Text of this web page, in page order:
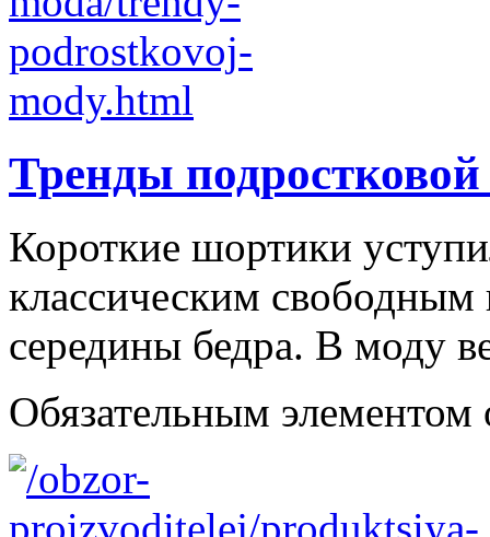
Тренды
Короткие шортики
классическим
середины бедра. В моду
Обязательным элементом